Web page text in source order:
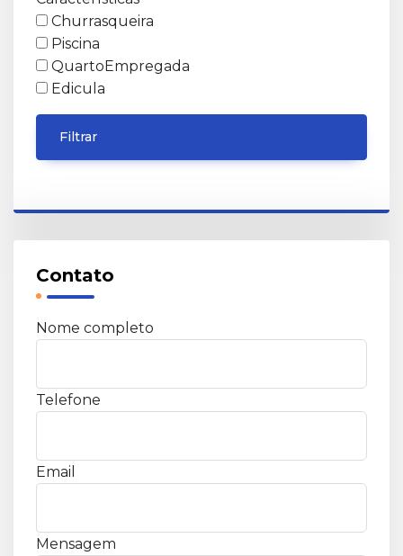
Churrasqueira
Piscina
QuartoEmpregada
Edicula
Filtrar
Contato
Nome completo
Telefone
Email
Mensagem